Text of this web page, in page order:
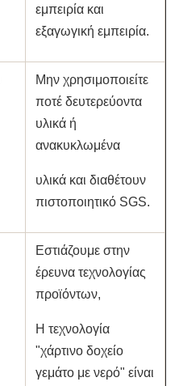
εμπειρία και
εξαγωγική εμπειρία.
Μην χρησιμοποιείτε
ποτέ δευτερεύοντα
υλικά ή
ανακυκλωμένα
υλικά και διαθέτουν
πιστοποιητικό SGS.
Εστιάζουμε στην
έρευνα τεχνολογίας
προϊόντων,
Η τεχνολογία
"χάρτινο δοχείο
γεμάτο με νερό" είναι